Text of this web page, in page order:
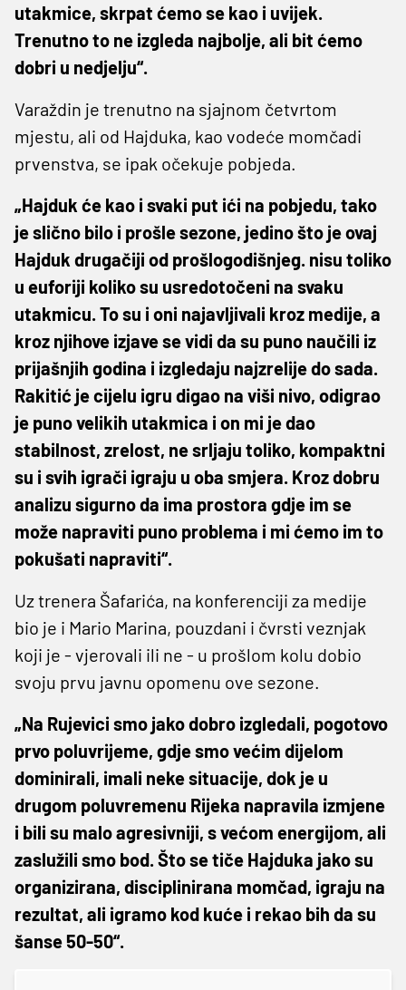
utakmice, skrpat ćemo se kao i uvijek.
Trenutno to ne izgleda najbolje, ali bit ćemo
dobri u nedjelju“.
Varaždin je trenutno na sjajnom četvrtom
mjestu, ali od Hajduka, kao vodeće momčadi
prvenstva, se ipak očekuje pobjeda.
„Hajduk će kao i svaki put ići na pobjedu, tako
je slično bilo i prošle sezone, jedino što je ovaj
Hajduk drugačiji od prošlogodišnjeg. nisu toliko
u euforiji koliko su usredotočeni na svaku
utakmicu. To su i oni najavljivali kroz medije, a
kroz njihove izjave se vidi da su puno naučili iz
prijašnjih godina i izgledaju najzrelije do sada.
Rakitić je cijelu igru digao na viši nivo, odigrao
je puno velikih utakmica i on mi je dao
stabilnost, zrelost, ne srljaju toliko, kompaktni
su i svih igrači igraju u oba smjera. Kroz dobru
analizu sigurno da ima prostora gdje im se
može napraviti puno problema i mi ćemo im to
pokušati napraviti“.
Uz trenera Šafarića, na konferenciji za medije
bio je i Mario Marina, pouzdani i čvrsti veznjak
koji je - vjerovali ili ne - u prošlom kolu dobio
svoju prvu javnu opomenu ove sezone.
„Na Rujevici smo jako dobro izgledali, pogotovo
prvo poluvrijeme, gdje smo većim dijelom
dominirali, imali neke situacije, dok je u
drugom poluvremenu Rijeka napravila izmjene
i bili su malo agresivniji, s većom energijom, ali
zaslužili smo bod. Što se tiče Hajduka jako su
organizirana, disciplinirana momčad, igraju na
rezultat, ali igramo kod kuće i rekao bih da su
šanse 50-50“.